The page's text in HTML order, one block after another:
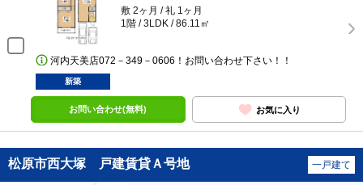
敷 2ヶ月 / 礼 1ヶ月
1階 / 3LDK / 86.11㎡
河内天美店072－349－0606！お問い合わせ下さい！！
新築
お問い合わせ(無料) お気に入り
松原市西大塚 戸建賃貸Ａ号地 一戸建て